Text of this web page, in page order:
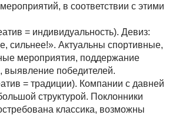
в соответствии с этими
= индивидуальность). Девиз:
сильнее!». Актуальны спортивные,
мероприятия, поддержание
выявление победителей.
= традиции). Компании с давней
структурой. Поклонники
классика, возможны